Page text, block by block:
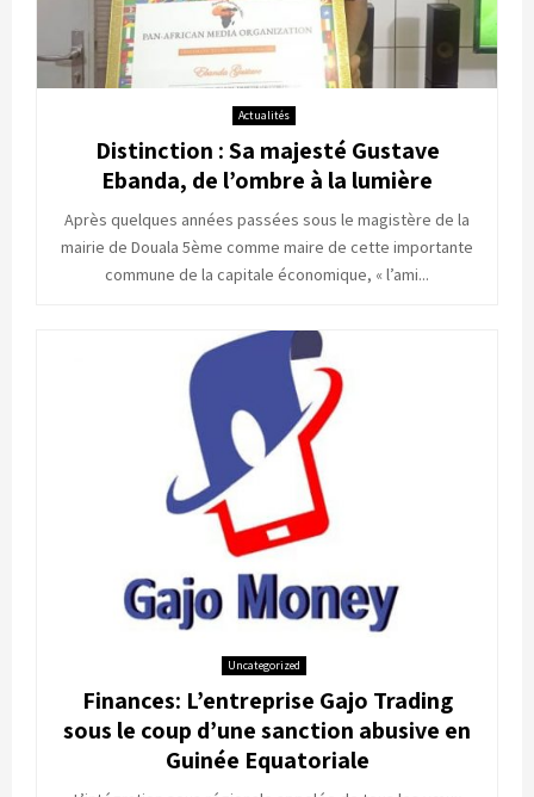
Actualités
Distinction : Sa majesté Gustave
Ebanda, de l’ombre à la lumière
Après quelques années passées sous le magistère de la
mairie de Douala 5ème comme maire de cette importante
commune de la capitale économique, « l’ami...
Uncategorized
Finances: L’entreprise Gajo Trading
sous le coup d’une sanction abusive en
Guinée Equatoriale